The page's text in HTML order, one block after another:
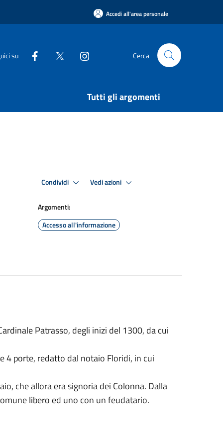
Accedi all'area personale
su Cerca
Tutti gli argomenti
Condividi Vedi azioni
Argomenti:
Accesso all'informazione
Patrasso, degli inizi del 1300, da cui
4 porte, redatto dal notaio Floridi, in cui
che allora era signoria dei Colonna. Dalla
libero ed uno con un feudatario.